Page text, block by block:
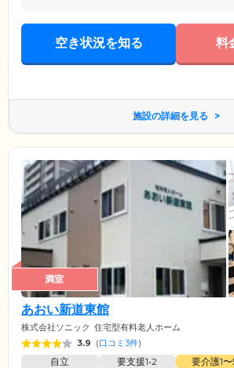
空き状況を知る 料
施設の詳細を見る
満室
あおい新道東館
株式会社ソニック 住宅型有料老人ホーム
3.9 (口コミ3件)
自立 要支援1•2 要介護1〜